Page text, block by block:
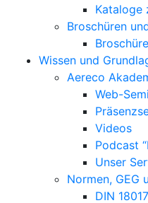
Kataloge
Broschüren
Wissen und
Aereco
Web-
Videos
Podcast
Unser
Normen, GEG
DIN